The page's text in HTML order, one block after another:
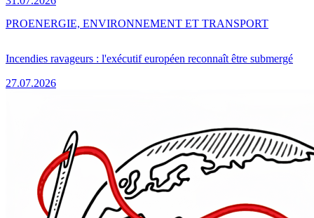
Incendies ravageurs : l'exécutif européen reconnaît être submergé
27.07.2026
PROENERGIE, ENVIRONNEMENT ET TRANSPORT